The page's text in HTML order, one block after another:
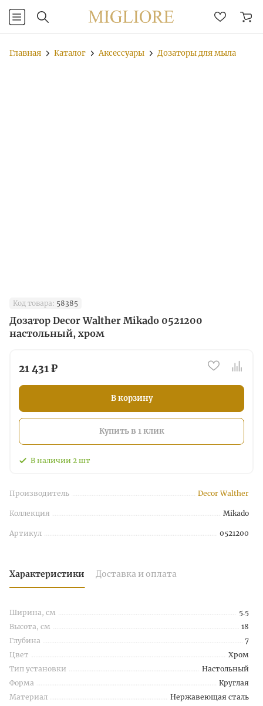
Главная Каталог Аксессуары Дозаторы для мыла
Код товара: 58385
Дозатор Decor Walther Mikado 0521200
настольный, хром
21 431 ₽
В корзину
Купить в 1 клик
В наличии 2 шт
Производитель Decor Walther
Коллекция Mikado
Артикул 0521200
Характеристики Доставка и оплата
Ширина, см
5.5
Высота, см
18
Глубина
7
Цвет
Хром
Тип установки
Настольный
Форма
Круглая
Материал
Нержавеющая сталь